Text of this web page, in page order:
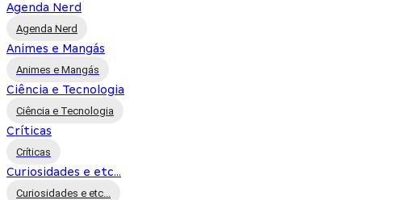
Agenda Nerd
Agenda Nerd
Animes e Mangás
Animes e Mangás
Ciência e Tecnologia
Ciência e Tecnologia
Críticas
Críticas
Curiosidades e etc...
Curiosidades e etc...